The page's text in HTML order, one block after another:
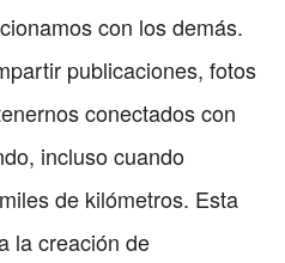
con los demás.
publicaciones, fotos
conectados con
incluso cuando
de kilómetros. Esta
la creación de